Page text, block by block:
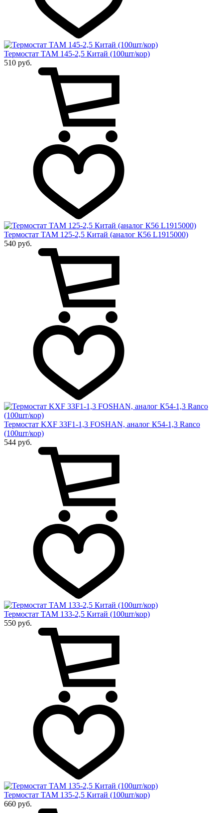
Термостат ТАМ 145-2,5 Китай (100шт/кор)
510 руб.
Термостат ТАМ 125-2,5 Китай (аналог К56 L1915000)
540 руб.
Термостат KXF 33F1-1,3 FOSHAN, аналог К54-1,3 Ranco
(100шт/кор)
544 руб.
Термостат ТАМ 133-2,5 Китай (100шт/кор)
550 руб.
Термостат ТАМ 135-2,5 Китай (100шт/кор)
660 руб.